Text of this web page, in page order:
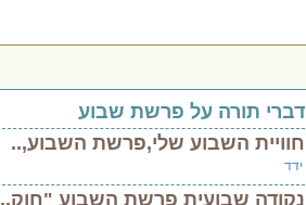
דברי תורה על פרשת שבוע
חוויית השבוע שלי,פרשת השבוע,..
ידד
נקודה שבועית פרשת השבוע "חוק..